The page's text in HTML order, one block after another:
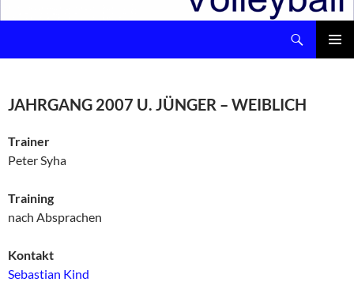
JAHRGANG 2007 U. JÜNGER – WEIBLICH
Trainer
Peter Syha
Training
nach Absprachen
Kontakt
Sebastian Kind